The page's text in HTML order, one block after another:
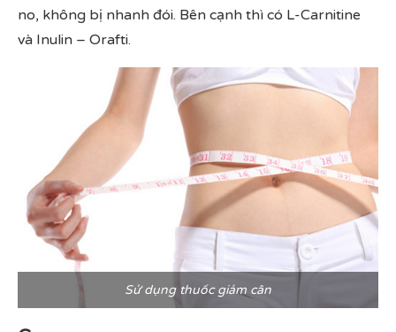
no, không bị nhanh đói. Bên cạnh thì có L-Carnitine
và Inulin – Orafti.
Sử dụng thuốc giảm cân